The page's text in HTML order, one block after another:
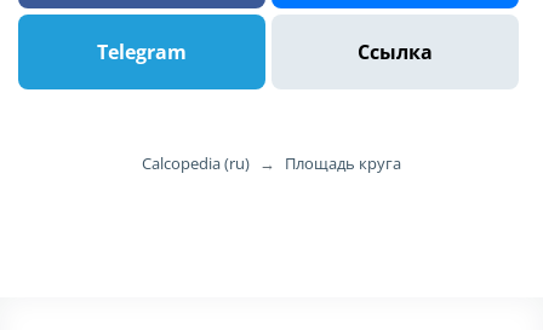
Telegram Ссылка
Calcopedia (ru) → Площадь круга